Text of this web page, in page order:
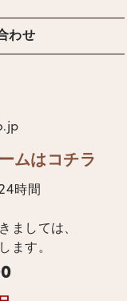
わせ
ムはコチラ
時間
ましては、
ます。